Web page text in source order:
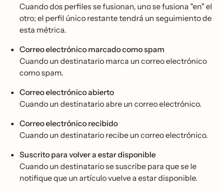
Cuando dos perfiles se fusionan, uno se fusiona "en" el
otro; el perfil único restante tendrá un seguimiento de
esta métrica.
Correo electrónico marcado como spam
Cuando un destinatario marca un correo electrónico
como spam.
Correo electrónico abierto
Cuando un destinatario abre un correo electrónico.
Correo electrónico recibido
Cuando un destinatario recibe un correo electrónico.
Suscrito para volver a estar disponible
Cuando un destinatario se suscribe para que se le
notifique que un artículo vuelve a estar disponible.